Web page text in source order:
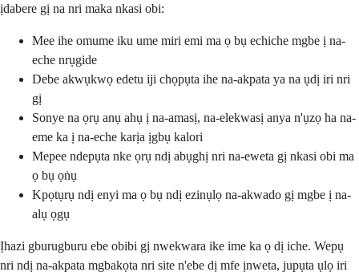
ịdabere gị na nri maka nkasi obi:
Mee ihe omume iku ume miri emi ma ọ bụ echiche mgbe ị na-
eche nrụgide
Debe akwụkwọ edetu iji chọpụta ihe na-akpata ya na ụdị iri nri
gị
Sonye na ọrụ anụ ahụ ị na-amasị, na-elekwasị anya n'ụzọ ha na-
eme ka ị na-eche karịa ịgbụ kalori
Mepee ndepụta nke ọrụ ndị abụghị nri na-eweta gị nkasi obi ma
ọ bụ ọṅụ
Kpọtụrụ ndị enyi ma ọ bụ ndị ezinụlọ na-akwado gị mgbe ị na-
alụ ọgụ
Ịhazi gburugburu ebe obibi gị nwekwara ike ime ka ọ dị iche. Wepụ
nri ndị na-akpata mgbakọta nri site n'ebe dị mfe ịnweta, jupụta ụlọ iri